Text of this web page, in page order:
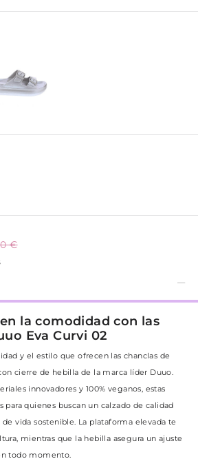
€
la comodidad con las
Eva Curvi 02
y el estilo que ofrecen las chanclas de
cierre de hebilla de la marca líder Duuo.
innovadores y 100% veganos, estas
para quienes buscan un calzado de calidad
vida sostenible. La plataforma elevada te
mientras que la hebilla asegura un ajuste
todo momento.